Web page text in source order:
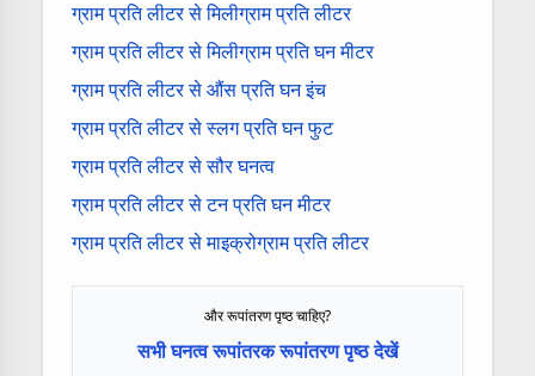
ग्राम प्रति लीटर से मिलीग्राम प्रति लीटर
ग्राम प्रति लीटर से मिलीग्राम प्रति घन मीटर
ग्राम प्रति लीटर से औंस प्रति घन इंच
ग्राम प्रति लीटर से स्लग प्रति घन फुट
ग्राम प्रति लीटर से सौर घनत्व
ग्राम प्रति लीटर से टन प्रति घन मीटर
ग्राम प्रति लीटर से माइक्रोग्राम प्रति लीटर
और रूपांतरण पृष्ठ चाहिए?
सभी घनत्व रूपांतरक रूपांतरण पृष्ठ देखें